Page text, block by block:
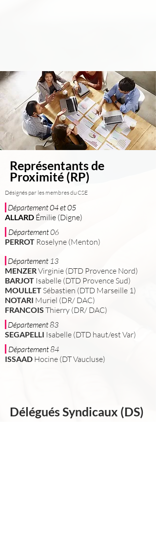
Représentants de
Proximité (RP)
Désignés par les membres du CSE
Département04 et 05
ALLARD Émilie (Digne)
Département06
PERROT Roselyne (Menton)
Département 13
MENZERVirginie (DTD Provence Nord)
BARJOT Isabelle (DTD Provence Sud)
MOULLET Sébastien (DTD Marseille 1)
NOTARI Muriel (DR/ DAC)
FRANCOIS Thierry (DR/ DAC)
Département83
SEGAPELLI Isabelle (DTD haut/est Var)
Département84
ISSAAD Hocine (DT Vaucluse)
Délégués Syndicaux (DS)